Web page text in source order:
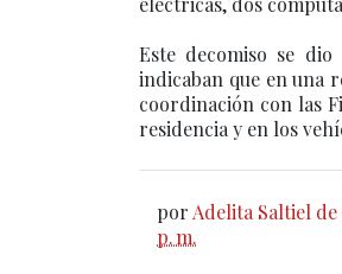
Este decomiso se
indicaban que en una
coordinación con las
residencia y en los
por Adelita Saltiel
p. m.